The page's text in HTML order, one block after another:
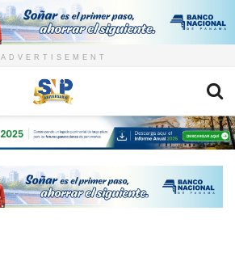
ADVERTISEMENT